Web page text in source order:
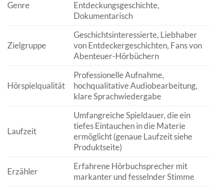
Genre
Entdeckungsgeschichte,
Dokumentarisch
Zielgruppe
Geschichtsinteressierte, Liebhaber
von Entdeckergeschichten, Fans von
Abenteuer-Hörbüchern
Hörspielqualität
Professionelle Aufnahme,
hochqualitative Audiobearbeitung,
klare Sprachwiedergabe
Laufzeit
Umfangreiche Spieldauer, die ein
tiefes Eintauchen in die Materie
ermöglicht (genaue Laufzeit siehe
Produktseite)
Erzähler
Erfahrene Hörbuchsprecher mit
markanter und fesselnder Stimme